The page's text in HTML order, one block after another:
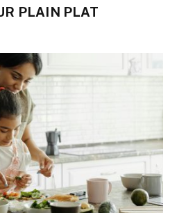
PLAIN PLAT